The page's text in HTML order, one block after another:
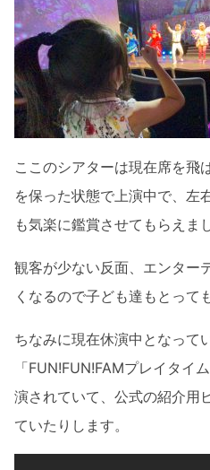
ここのシアターは現在席を飛
を保った状態で上演中で、左
も気楽に鑑賞させてもらえま
観客が少ない反面、エンター
くなるので子ども達もとって
ちなみに現在休演中となって
「FUN!FUN!FAMプレイタイ
演されていて、公式の紹介用
ていたりします。